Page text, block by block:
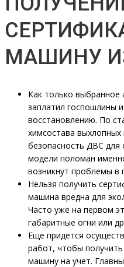
МАШИНУ
Как только выбранное
заплатил госпошлины
восстановлению. По
химсостава
безопасность ДВС
модели поломан
возникнут проблемы в
Нельзя получить
машина вредна для
Часто уже на первом
габаритные огни или
Еще придется
работ, чтобы
машину на учет.